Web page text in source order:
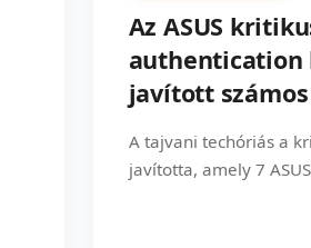
Az ASUS
authentication
javított
A tajvani techóriás a
javította, amely 7